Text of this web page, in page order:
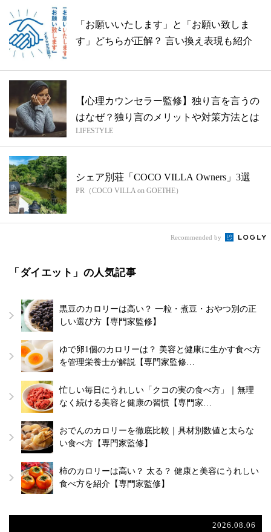
「お願いいたします」と「お願い致しま
す」どちらが正解？ 言い換え表現も紹介
【心理カウンセラー監修】独り言を言うの
はなぜ？独り言のメリットや対策方法とは
LIFESTYLE
シェア別荘「COCO VILLA Owners」3選
PR（COCO VILLA on GOETHE）
Recommended by
「ダイエット」の人気記事
黒豆のカロリーは高い？ 一粒・煮豆・おやつ別の正
しい選び方【専門家監修】
ゆで卵1個のカロリーは？ 美容と健康に生かす食べ方
を管理栄養士が解説【専門家監修…
忙しい毎日にうれしい「クコの実の食べ方」｜無理
なく続ける美容と健康の習慣【専門家…
おでんのカロリーを徹底比較｜具材別数値と太らな
い食べ方【専門家監修】
柿のカロリーは高い？ 太る？ 健康と美容にうれしい
食べ方を紹介【専門家監修】
2026.08.06